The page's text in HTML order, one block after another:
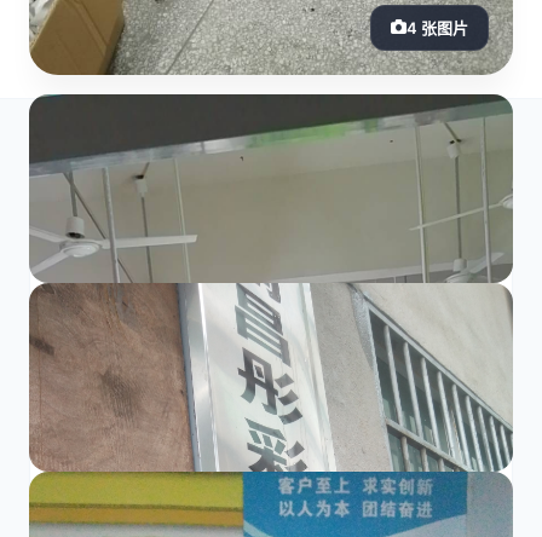
4 张图片
工厂介绍
本公司以针、梭织为主。固定人员80--100人，
从裁剪到包装，保质保量。欢迎诸位老总来图
来样，来料洽谈！合作共赢！
核心加工优势